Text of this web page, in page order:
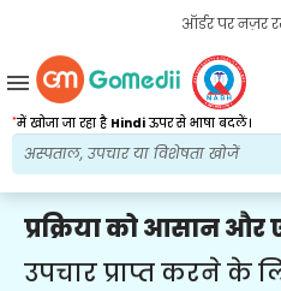
ऑर्डर पर नज़र
*में खोजा जा रहा है Hindiऊपर से भाषा बदलें।
menu
प्रक्रिया को आसान
उपचार प्राप्त करने के